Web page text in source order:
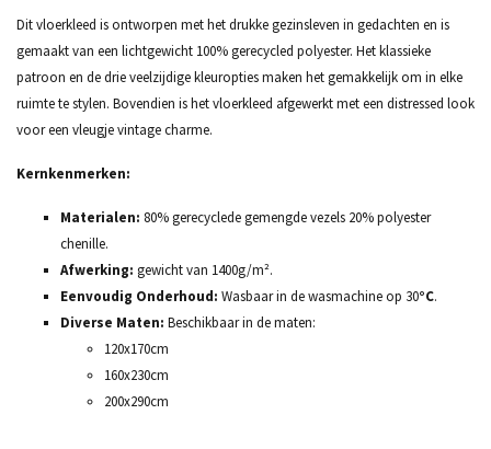
Dit vloerkleed is ontworpen met het drukke gezinsleven in gedachten en is
gemaakt van een lichtgewicht 100% gerecycled polyester. Het klassieke
patroon en de drie veelzijdige kleuropties maken het gemakkelijk om in elke
ruimte te stylen. Bovendien is het vloerkleed afgewerkt met een distressed look
voor een vleugje vintage charme.
Kernkenmerken:
Materialen: 80% gerecyclede gemengde vezels 20% polyester
chenille.
Afwerking: gewicht van 1400g/m².
Eenvoudig Onderhoud: Wasbaar in de wasmachine op 30°C.
Diverse Maten: Beschikbaar in de maten:
120x170cm
160x230cm
200x290cm